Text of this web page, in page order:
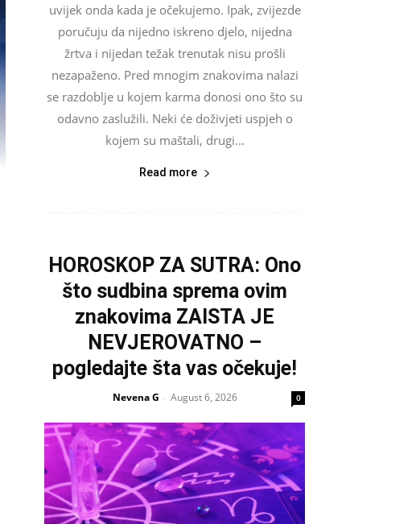
uvijek onda kada je očekujemo. Ipak, zvijezde
poručuju da nijedno iskreno djelo, nijedna
žrtva i nijedan težak trenutak nisu prošli
nezapaženo. Pred mnogim znakovima nalazi
se razdoblje u kojem karma donosi ono što su
odavno zaslužili. Neki će doživjeti uspjeh o
kojem su maštali, drugi...
Read more
HOROSKOP ZA SUTRA: Ono
što sudbina sprema ovim
znakovima ZAISTA JE
NEVJEROVATNO –
pogledajte šta vas očekuje!
Nevena G - August 6, 2026 0